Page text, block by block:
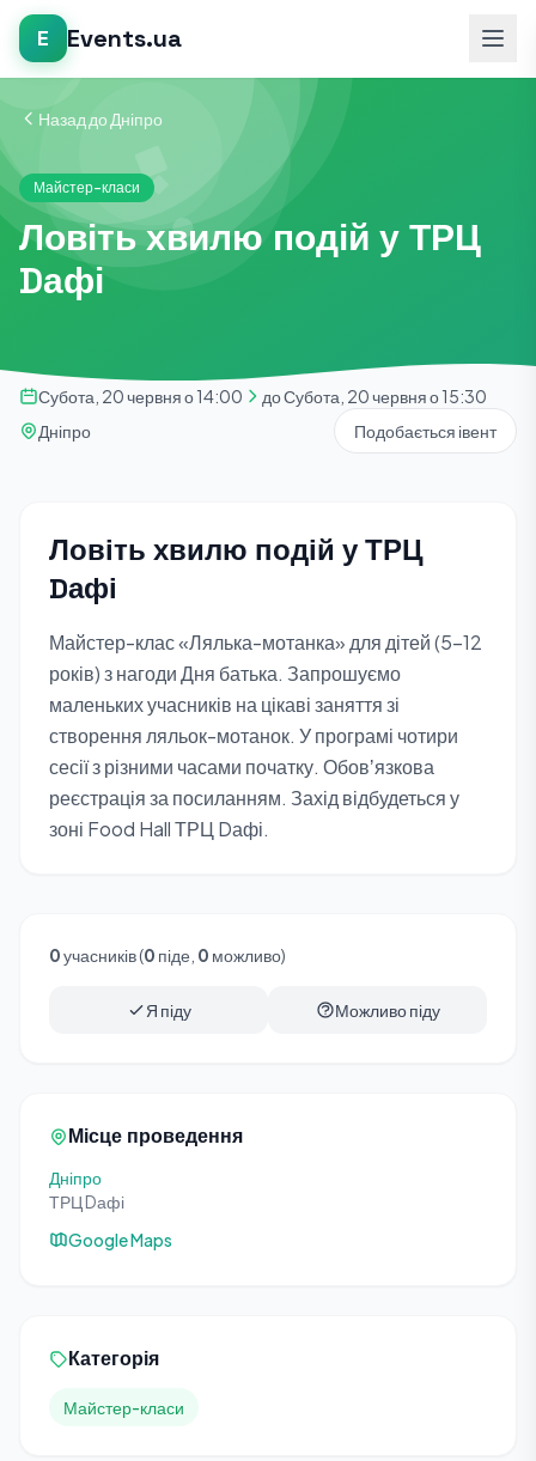
E Events.ua
Назад до Дніпро
Майстер-класи
Ловіть хвилю подій у ТРЦ
Dафі
Субота, 20 червня о 14:00
до Субота, 20 червня о 15:30
Дніпро
Подобається івент
Ловіть хвилю подій у ТРЦ
Dафі
Майстер-клас «Лялька-мотанка» для дітей (5-12
років) з нагоди Дня батька. Запрошуємо
маленьких учасників на цікаві заняття зі
створення ляльок-мотанок. У програмі чотири
сесії з різними часами початку. Обовʼязкова
реєстрація за посиланням. Захід відбудеться у
зоні Food Hall ТРЦ Dафі.
0учасників (0 піде, 0 можливо)
Я піду Можливо піду
Місце проведення
Дніпро
ТРЦ Dафі
Google Maps
Категорія
Майстер-класи